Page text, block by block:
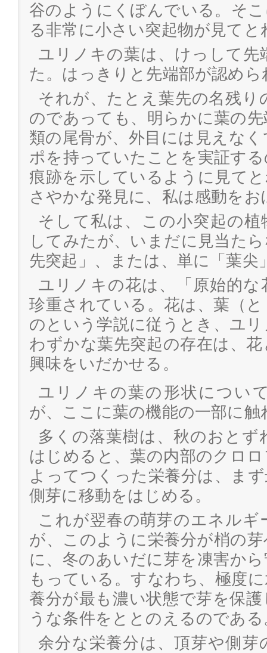
谷のようにくぼんでいる。そ
る非常に小さい突起物が見て
ユリノキの葉は、けっして
た。はっきりと先端部が認め
それが、たとえ葉先の名残
のであっても、明らかに葉の
類の尾骨が、外目には見えな
ポを持っていたことを実証す
痕跡を示しているように見
さやかな発見に、私は感動をお
そして私は、この小突起の
してみたが、いまだに見当た
先突起」、または、単に「葉
ユリノキの花は、「原始的
珍重されている。花は、葉（
のという学説に従うとき、ユ
わずかな葉先突起の存在は、
興味をいだかせる。
ユリノキの葉の形状につい
が、ここに葉の機能の一部に
多くの落葉樹は、秋のおと
はじめると、葉の内部のクロ
よってつくった栄養分は、ま
側芽に移動をはじめる。
これが翌春の萌芽のエネル
が、このように栄養分が梢の
に、冬のあいだに芽を凍害か
もっている。すなわち、極度
養分が最も濃い状態で芽を保
うな条件をととのえるのである
余分な栄養分は、頂芽や側